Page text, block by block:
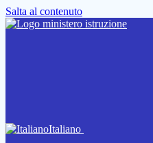
Salta al contenuto
Italiano